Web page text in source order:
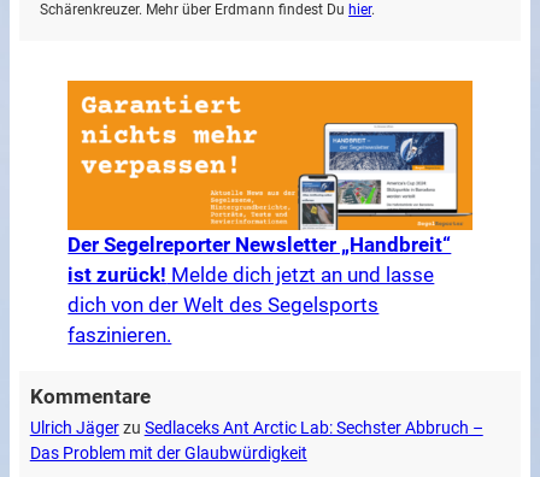
Schärenkreuzer. Mehr über Erdmann findest Du hier.
Der Segelreporter Newsletter „Handbreit“
ist zurück! Melde dich jetzt an und lasse
dich von der Welt des Segelsports
faszinieren.
Kommentare
Ulrich Jägerzu Sedlaceks Ant Arctic Lab: Sechster Abbruch –
Das Problem mit der Glaubwürdigkeit